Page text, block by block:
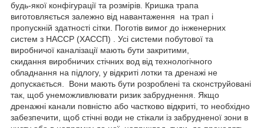
будь-якої конфігурації та розмірів. Кришка трапа
виготовляється залежно від навантаження на трап і
пропускній здатності сітки. Поготів вимог до інженерних
систем з HACCP (ХACСП) . Усі системи побутової та
виробничої каналізації мають бути закритими,
скидання виробничих стічних вод від технологічного
обладнання на підлогу, у відкриті лотки та дренажі не
допускається. Вони мають бути розроблені та сконструйовані
так, щоб унеможливлювати ризик забруднення. Якщо
дренажні канали повністю або частково відкриті, то необхідно
забезпечити, щоб стічні води не стікали із забрудненої зони в